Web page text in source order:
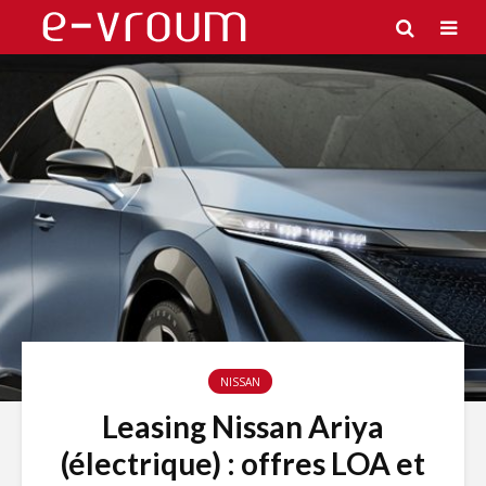
NISSAN
Leasing Nissan Ariya
(électrique) : offres LOA et